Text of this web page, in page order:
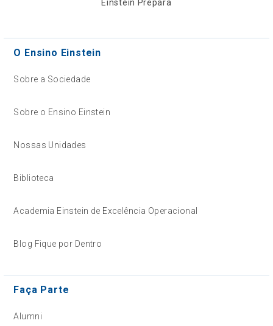
Einstein Prepara
O Ensino Einstein
Sobre a Sociedade
Sobre o Ensino Einstein
Nossas Unidades
Biblioteca
Academia Einstein de Excelência Operacional
Blog Fique por Dentro
Faça Parte
Alumni